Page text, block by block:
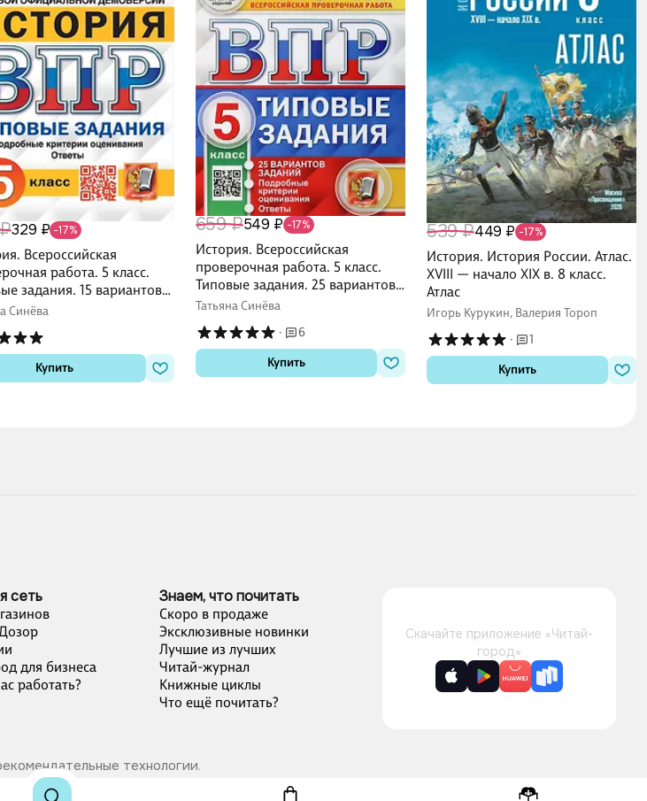
329 ₽ -17%
Всероссийская
работа. 5 класс.
задания. 15 вариантов
Подробные критерии
Синёва
Купить
659 ₽549 ₽ -17%
История. Всероссийская
проверочная работа. 5 класс.
Типовые задания. 25 вариантов
заданий. Подробные критерии
Татьяна Синёва
·
6
Купить
539 ₽449 ₽ -17%
История. История России. Атлас.
XVIII — начало XIX в. 8 класс.
Атлас
Игорь Курукин, Валерия Тороп
·
1
Купить
сеть
для бизнеса
работать?
Знаем, что почитать
Скоро в продаже
Эксклюзивные новинки
Лучшие из лучших
Читай-журнал
Книжные циклы
Что ещё почитать?
технологии.
Скачайте приложение «Читай-
город»